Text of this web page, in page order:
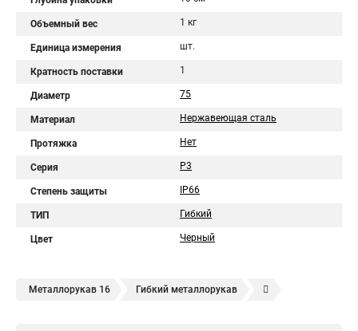
Объемный вес 1 кг
Единица измерения шт.
Кратность поставки 1
Диаметр 75
Материал Нержавеющая сталь
Протяжка Нет
Серия Р3
Степень защиты IP66
ТИП Гибкий
Цвет Черный
Металлорукав 16 Гибкий металлорукав